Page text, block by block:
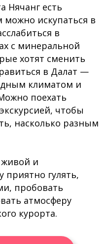
Нячанг есть
искупаться в
в
с минеральной
хотят сменить
в Далат —
климатом и
поехать
чтобы
насколько разным
и
приятно гулять,
пробовать
атмосферу
курорта.